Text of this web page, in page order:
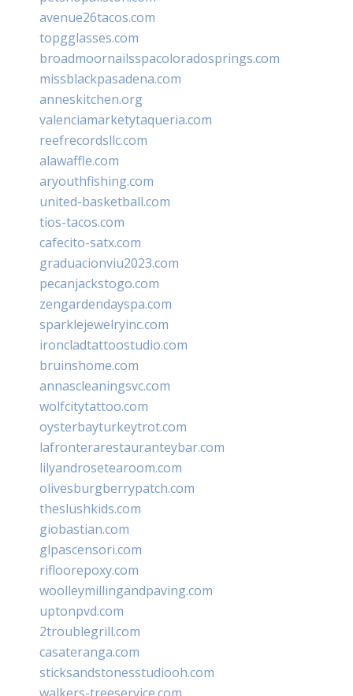
avenue26tacos.com
topgglasses.com
broadmoornailsspacoloradosprings.com
missblackpasadena.com
anneskitchen.org
valenciamarketytaqueria.com
reefrecordsllc.com
alawaffle.com
aryouthfishing.com
united-basketball.com
tios-tacos.com
cafecito-satx.com
graduacionviu2023.com
pecanjackstogo.com
zengardendayspa.com
sparklejewelryinc.com
ironcladtattoostudio.com
bruinshome.com
annascleaningsvc.com
wolfcitytattoo.com
oysterbayturkeytrot.com
lafronterarestauranteybar.com
lilyandrosetearoom.com
olivesburgberrypatch.com
theslushkids.com
giobastian.com
glpascensori.com
rifloorepoxy.com
woolleymillingandpaving.com
uptonpvd.com
2troublegrill.com
casateranga.com
sticksandstonesstudiooh.com